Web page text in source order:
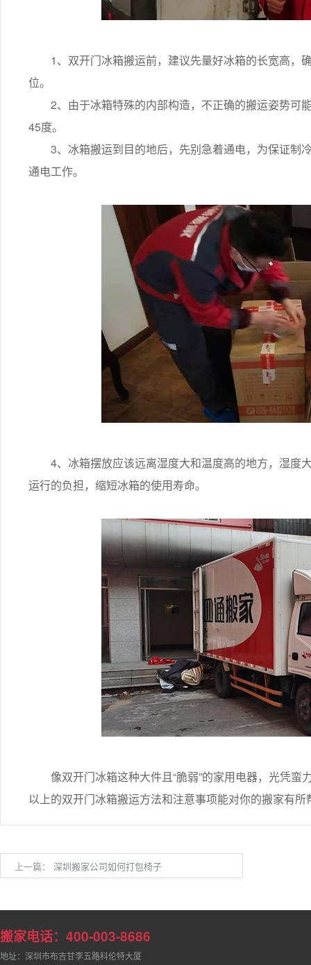
1、双开门冰箱搬运前，建议先量好冰箱的长宽高，
位。
2、由于冰箱特殊的内部构造，不正确的搬运姿势可
45度。
3、冰箱搬运到目的地后，先别急着通电，为保证制
通电工作。
4、冰箱摆放应该远离湿度大和温度高的地方，湿度
运行的负担，缩短冰箱的使用寿命。
像双开门冰箱这种大件且“脆弱”的家用电器，光凭蛮
以上的双开门冰箱搬运方法和注意事项能对你的搬家有所
上一篇： 深圳搬家公司如何打包椅子
搬家电话：400-003-8686
地址：深圳市布吉甘李五路科伦特大厦